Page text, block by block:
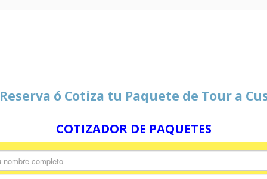
Reserva ó Cotiza tu Paquete de Tour a
COTIZADOR DE PAQUETES